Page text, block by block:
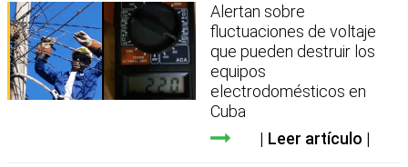
Alertan sobre
fluctuaciones de voltaje
que pueden destruir los
equipos
electrodomésticos en
Cuba
Leer artículo